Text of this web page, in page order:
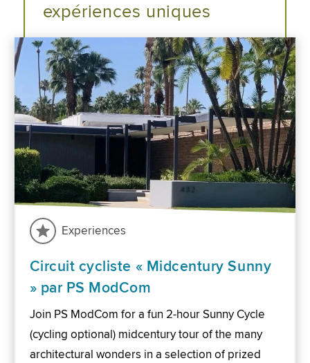
expériences uniques
Experiences
Circuit cycliste « Midcentury Sunny
» par PS ModCom
Join PS ModCom for a fun 2-hour Sunny Cycle
(cycling optional) midcentury tour of the many
architectural wonders in a selection of prized